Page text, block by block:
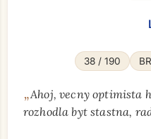
38 / 190
„Ahoj, vecny optimista
rozhodla byt stastna,